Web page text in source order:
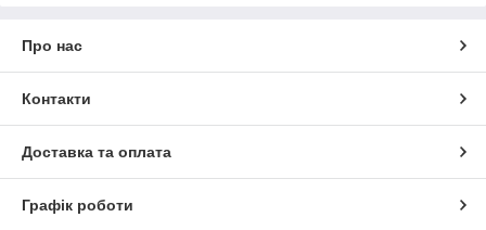
Про нас
Контакти
Доставка та оплата
Графік роботи